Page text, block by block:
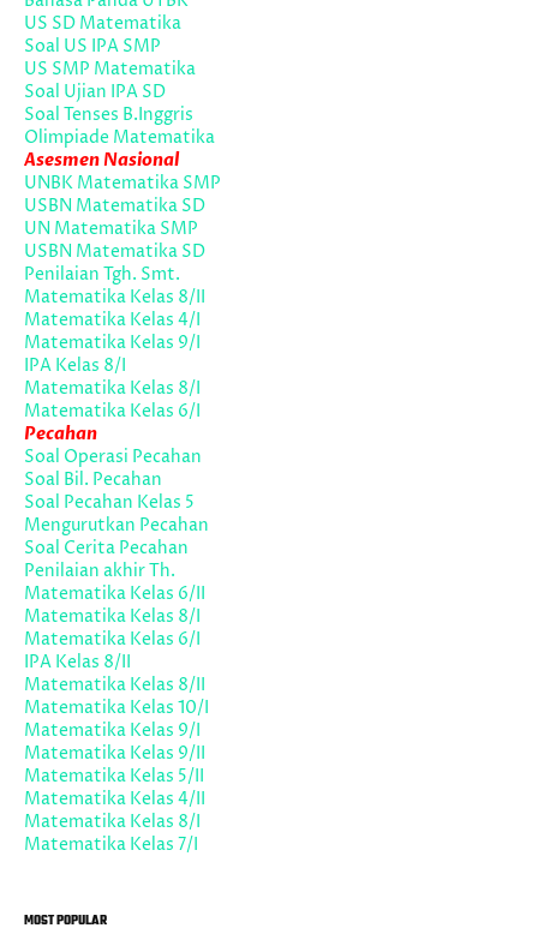
US SD Matematika
Soal US IPA SMP
US SMP Matematika
Soal Ujian IPA SD
Soal Tenses B.Inggris
Olimpiade Matematika
Asesmen Nasional
UNBK Matematika SMP
USBN Matematika SD
UN Matematika SMP
USBN Matematika SD
Penilaian Tgh. Smt.
Matematika Kelas 8/II
Matematika Kelas 4/I
Matematika Kelas 9/I
IPA Kelas 8/I
Matematika Kelas 8/I
Matematika Kelas 6/I
Pecahan
Soal Operasi Pecahan
Soal Bil. Pecahan
Soal Pecahan Kelas 5
Mengurutkan Pecahan
Soal Cerita Pecahan
Penilaian akhir Th.
Matematika Kelas 6/II
Matematika Kelas 8/I
Matematika Kelas 6/I
IPA Kelas 8/II
Matematika Kelas 8/II
Matematika Kelas 10/I
Matematika Kelas 9/I
Matematika Kelas 9/II
Matematika Kelas 5/II
Matematika Kelas 4/II
Matematika Kelas 8/I
Matematika Kelas 7/I
MOST POPULAR